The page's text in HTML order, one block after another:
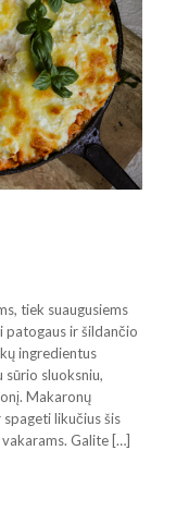
tiek suaugusiems
patogaus ir šildančio
ingredientus
sūrio sluoksniu,
Makaronų
likučius šis
Galite […]